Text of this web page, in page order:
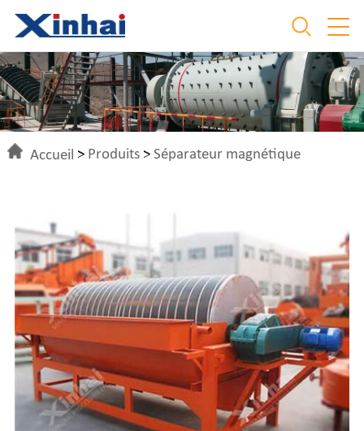
Accueil > Produits >Séparateur magnétique